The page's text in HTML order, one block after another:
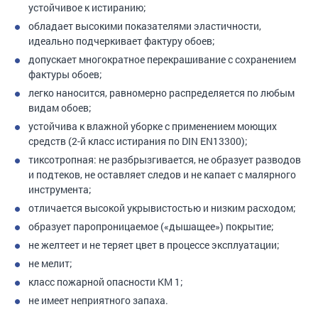
устойчивое к истиранию;
обладает высокими показателями эластичности,
идеально подчеркивает фактуру обоев;
допускает многократное перекрашивание с сохранением
фактуры обоев;
легко наносится, равномерно распределяется по любым
видам обоев;
устойчива к влажной уборке с применением моющих
средств (2-й класс истирания по DIN EN13300);
тиксотропная: не разбрызгивается, не образует разводов
и подтеков, не оставляет следов и не капает с малярного
инструмента;
отличается высокой укрывистостью и низким расходом;
образует паропроницаемое («дышащее») покрытие;
не желтеет и не теряет цвет в процессе эксплуатации;
не мелит;
класс пожарной опасности КМ 1;
не имеет неприятного запаха.